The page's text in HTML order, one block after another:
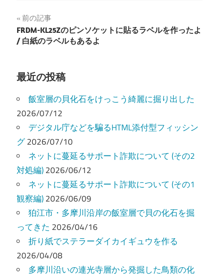
投
稿
ビ
ゲ
ー
シ
ョ
ン
前の記事
FRDM-KL25Zのピンソケットに貼るラベルを作ったよ
/ 白紙のラベルもあるよ
最近の投稿
飯室層の貝化石をけっこう綺麗に掘り出した
2026/07/12
デジタル庁などを騙るHTML添付型フィッシン
グ2026/07/10
ネットに蔓延るサポート詐欺について (その2
対処編)2026/06/12
ネットに蔓延るサポート詐欺について (その1
観察編)2026/06/09
狛江市・多摩川沿岸の飯室層で貝の化石を掘
ってきた 2026/04/16
折り紙でステラーダイカイギュウを作る
2026/04/08
多摩川沿いの連光寺層から発掘した鳥類の化